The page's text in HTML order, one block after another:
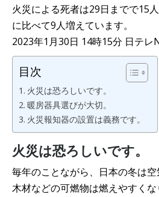
火災による死者は29日までで15
に比べて9人増えています。
2023年1月30日 14時15分 日テレ
目次
火災は恐ろしいです。
暖房器具選びが大切。
火災報知器の設置は義務です。
火災は恐ろしいです。
毎年のことながら、日本の冬は空
木材などの可燃物は燃えやすく